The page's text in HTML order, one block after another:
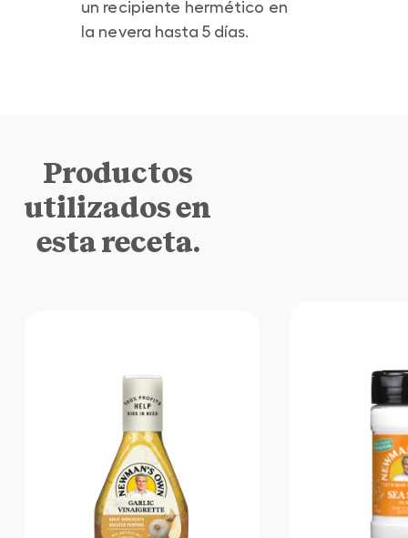
un recipiente hermético en
la nevera hasta 5 días.
Productos
utilizados en
esta receta.